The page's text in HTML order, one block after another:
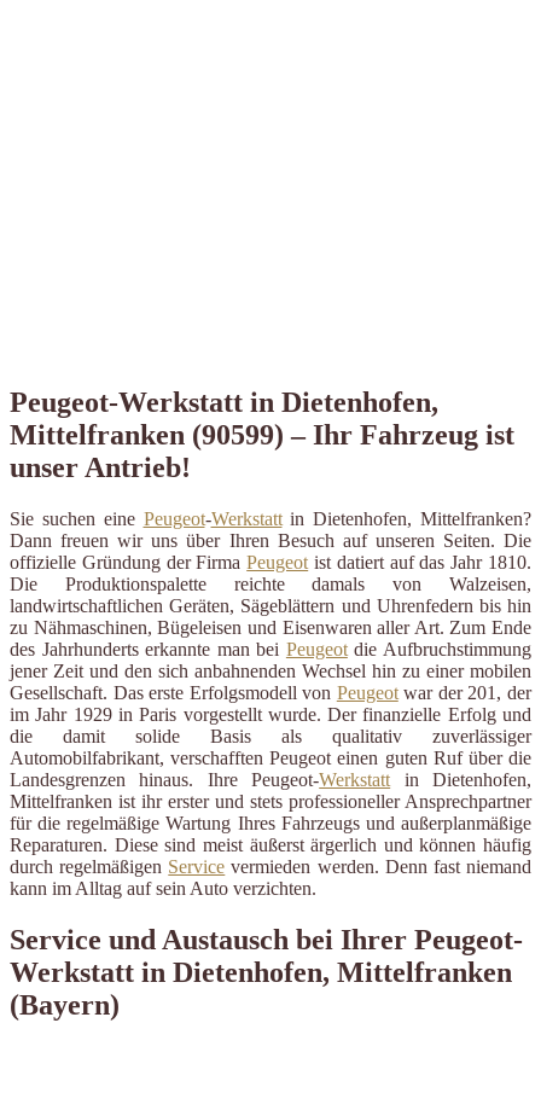
Peugeot-Werkstatt in Dietenhofen,
Mittelfranken (90599) – Ihr Fahrzeug ist
unser Antrieb!
Sie suchen eine Peugeot-Werkstattin Dietenhofen, Mittelfranken?
Dann freuen wir uns über Ihren Besuch auf unseren Seiten. Die
offizielle Gründung der FirmaPeugeot ist datiert auf das Jahr 1810.
Die Produktionspalette reichte damals von Walzeisen,
landwirtschaftlichen Geräten, Sägeblättern und Uhrenfedern bis hin
zu Nähmaschinen, Bügeleisen und Eisenwaren aller Art. Zum Ende
des Jahrhunderts erkannte man bei Peugeotdie Aufbruchstimmung
jener Zeit und den sich anbahnenden Wechsel hin zu einer mobilen
Gesellschaft. Das erste Erfolgsmodell von Peugeotwar der 201, der
im Jahr 1929 in Paris vorgestellt wurde. Der finanzielle Erfolg und
die damit solide Basis als qualitativ zuverlässiger
Automobilfabrikant, verschafften Peugeot einen guten Ruf über die
Landesgrenzen hinaus. Ihre Peugeot-Werkstatt in Dietenhofen,
Mittelfranken ist ihr erster und stets professioneller Ansprechpartner
für die regelmäßige Wartung Ihres Fahrzeugs und außerplanmäßige
Reparaturen. Diese sind meist äußerst ärgerlich und können häufig
durch regelmäßigen Service vermieden werden. Denn fast niemand
kann im Alltag auf sein Auto verzichten.
Service und Austausch bei Ihrer Peugeot-
Werkstatt in Dietenhofen, Mittelfranken
(Bayern)